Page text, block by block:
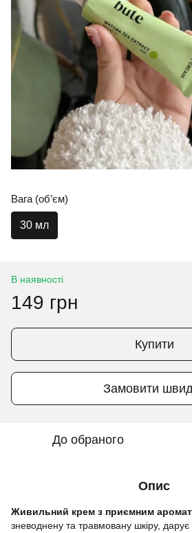
Вага (об’єм)
30 мл
В наявності
149 грн
Купити
Замовити
До обраного
Опис
Живильний крем з приємним
зневоднену та травмовану шкіру, дарує